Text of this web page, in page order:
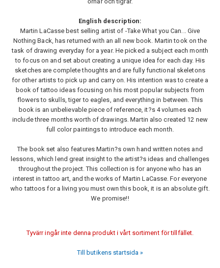
English description:
Martin LaCasse best selling artist of -Take What you Can... Give
Nothing Back, has returned with an all new book. Martin took on the
task of drawing everyday for a year. He picked a subject each month
to focus on and set about creating a unique idea for each day. His
sketches are complete thoughts and are fully functional skeletons
for other artists to pick up and carry on. His intention was to create a
book of tattoo ideas focusing on his most popular subjects from
flowers to skulls, tiger to eagles, and everything in between. This
book is an unbelievable piece of reference, it?s 4 volumes each
include three months worth of drawings. Martin also created 12 new
full color paintings to introduce each month.
The book set also features Martin?s own hand written notes and
lessons, which lend great insight to the artist?s ideas and challenges
throughout the project. This collection is for anyone who has an
interest in tattoo art, and the works of Martin LaCasse. For everyone
who tattoos for a living you must own this book, it is an absolute gift.
We promise!!
Tyvärr ingår inte denna produkt i vårt sortiment för tillfället.
Till butikens startsida »